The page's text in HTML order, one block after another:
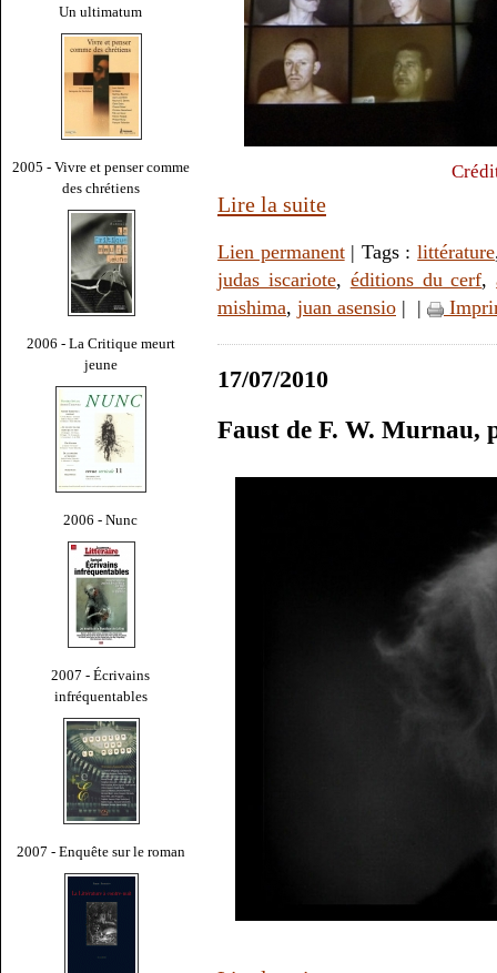
Un ultimatum
2005 - Vivre et penser comme
des chrétiens
2006 - La Critique meurt
jeune
2006 - Nunc
2007 - Écrivains
infréquentables
2007 - Enquête sur le roman
Lire la suite
Lien permanent| Tags :littérature
judas iscariote, éditions du cerf,
mishima, juan asensio | |
17/07/2010
Faust de F. W. Murnau,